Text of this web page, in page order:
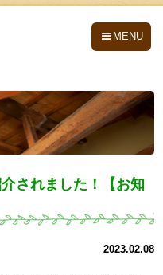
MENU
されました！【お知
2023.02.08